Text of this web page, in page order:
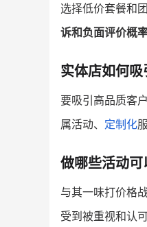
选择低价套餐和
诉和负面评价概
实体店如何吸
要吸引高品质客
属活动、 定制化
做哪些活动可
与其一味打价格
受到被重视和认